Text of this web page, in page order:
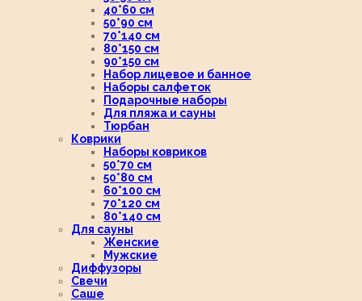
40*60 см
50*90 см
70*140 см
80*150 см
90*150 см
Набор лицевое и банное
Наборы салфеток
Подарочные наборы
Для пляжа и сауны
Тюрбан
Коврики
Наборы ковриков
50*70 см
50*80 см
60*100 см
70*120 см
80*140 см
Для сауны
Женские
Мужские
Диффузоры
Свечи
Саше